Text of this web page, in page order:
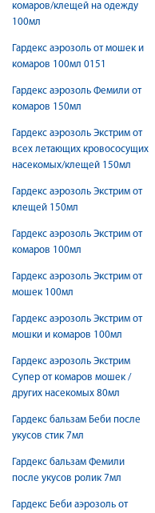
комаров/клещей на одежду
100мл
Гардекс аэрозоль от мошек и
комаров 100мл 0151
Гардекс аэрозоль Фемили от
комаров 150мл
Гардекс аэрозоль Экстрим от
всех летающих кровососущих
насекомых/клещей 150мл
Гардекс аэрозоль Экстрим от
клещей 150мл
Гардекс аэрозоль Экстрим от
комаров 100мл
Гардекс аэрозоль Экстрим от
мошек 100мл
Гардекс аэрозоль Экстрим от
мошки и комаров 100мл
Гардекс аэрозоль Экстрим
Супер от комаров мошек /
других насекомых 80мл
Гардекс бальзам Беби после
укусов стик 7мл
Гардекс бальзам Фемили
после укусов ролик 7мл
Гардекс Беби аэрозоль от